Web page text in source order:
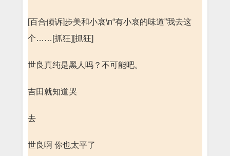
[百合倾诉]步美和小哀\n“有小哀的味道”我去这
个……[抓狂][抓狂]
世良真纯是黑人吗？不可能吧。
吉田就知道哭
去
世良啊 你也太平了